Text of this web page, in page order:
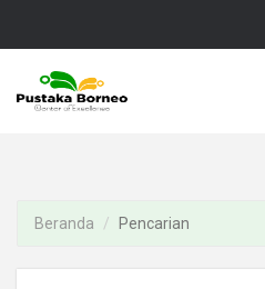
Beranda Pencarian